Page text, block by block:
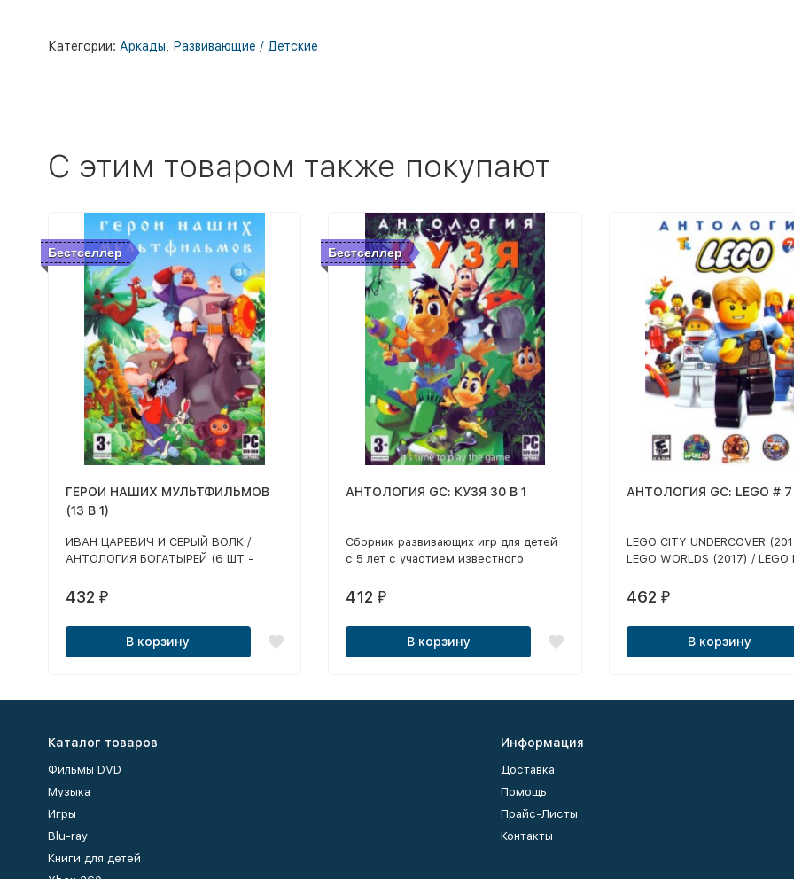
Категории: Аркады Развивающие / Детские
C этим товаром также покупают
Бестселлер
ГЕРОИ НАШИХ МУЛЬТФИЛЬМОВ
(13 В 1)
ИВАН ЦАРЕВИЧ И СЕРЫЙ ВОЛК /
АНТОЛОГИЯ БОГАТЫРЕЙ (6 ШТ -
ПОПОВИЧ, ДОБРЫНЯ НИКИТИЧ И
ЧЕБУРАШКА: УШАСТЫЕ ИСТОРИИ /
ТРОЕ ИЗ ПРОСТОКВАШИНО: НОВЫЙ
ГОД / ПОПУГАЙ КЕША: ТАИТИ
432 ₽
В корзину
Бестселлер
АНТОЛОГИЯ GC: КУЗЯ 30 В 1
Сборник развивающих игр для детей
с 5 лет с участием известного
переносится в сказочный
ждут полюбившиеся персонажи.
Игра учит детей терпению, доброте
и ответственности, развивает
412₽
В корзину
АНТОЛОГИЯ GC: LEGO # 7
LEGO CITY UNDERCOVER
LEGO WORLDS (2017) / LEGO
462 ₽
В корзину
Каталог товаров
Фильмы DVD
Музыка
Игры
Blu-ray
Книги для детей
Информация
Доставка
Помощь
Прайс-Листы
Контакты